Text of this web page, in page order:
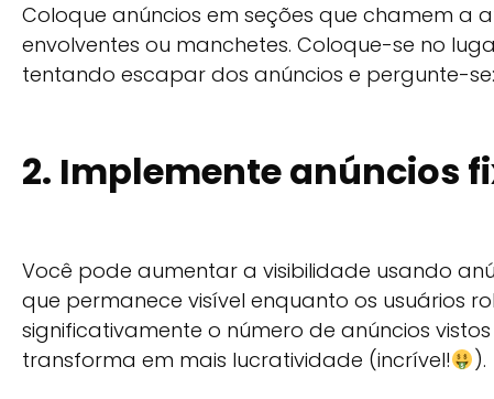
Coloque anúncios em seções que chamem a
envolventes ou manchetes. Coloque-se no
tentando escapar dos anúncios e pergunte-
2. Implemente anúncios
Você pode aumentar a visibilidade usando
que permanece visível enquanto os usuários
significativamente o número de anúncios
transforma em mais lucratividade (incrível!
).